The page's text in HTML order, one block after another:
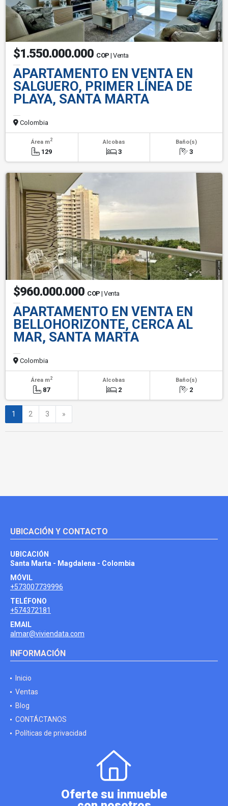
$1.550.000.000 COP | Venta
APARTAMENTO EN VENTA EN
SALGUERO, PRIMER LÍNEA DE
PLAYA, SANTA MARTA
Colombia
Área m2
129
Alcobas
3
Baño(s)
3
$960.000.000 COP | Venta
APARTAMENTO EN VENTA EN
BELLOHORIZONTE, CERCA AL
MAR, SANTA MARTA
Colombia
Área m2
87
Alcobas
2
Baño(s)
2
1 2 3 »
UBICACIÓN Y CONTACTO
UBICACIÓN
Santa Marta - Magdalena - Colombia
MÓVIL
+573007739996
TELÉFONO
+574372181
EMAIL
almar@viviendata.com
INFORMACIÓN
Inicio
Ventas
Blog
CONTÁCTANOS
Políticas de privacidad
Oferte su inmueble